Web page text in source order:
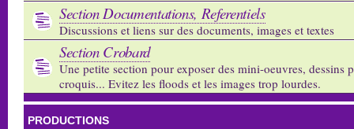
Section Documentations, Referentiels
Discussions et liens sur des documents, images et textes
Section Crobard
Une petite section pour exposer des mini-oeuvres, dessins
croquis... Evitez les floods et les images trop lourdes.
PRODUCTIONS